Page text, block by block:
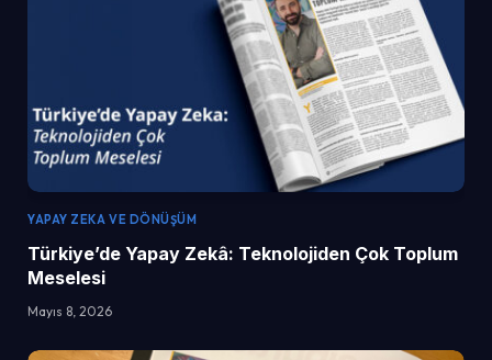
YAPAY ZEKA VE DÖNÜŞÜM
Türkiye’de Yapay Zekâ: Teknolojiden Çok Toplum
Meselesi
Mayıs 8, 2026